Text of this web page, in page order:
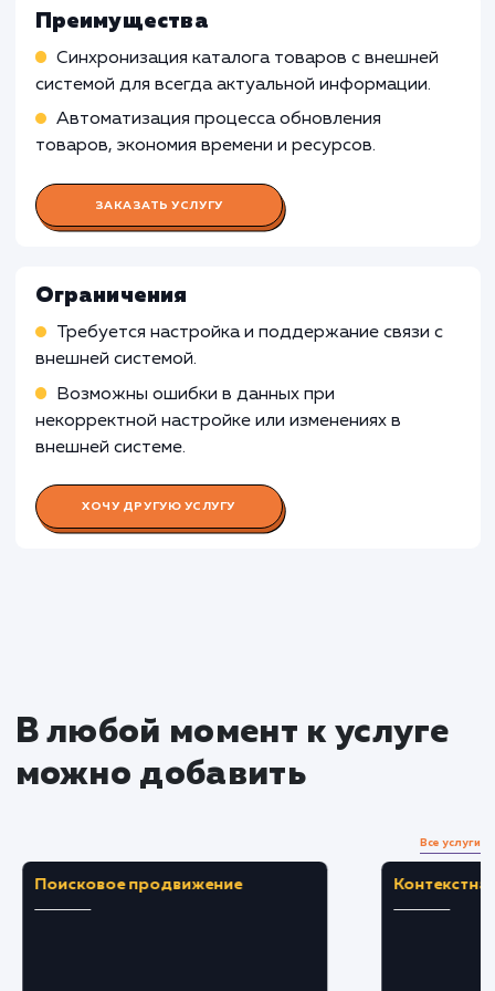
внешней системы может быть менее
Ручное внесение данных может быть
предпочтительным.
Малые компании с ограниченным
ассортиментом: Для малых компаний с
ограниченным ассортиментом товаров и
из-за низкой степени автоматизации и
затрат на внедрение.
Узнать почему
Раскладываем
Синхронизация каталога товаров с внешней
системой для всегда актуальной информации.
Автоматизация процесса обновления
ЗАКАЗАТЬ УСЛУГУ